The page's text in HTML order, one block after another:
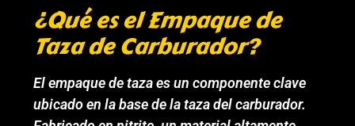
¿Qué es el Empaque de
Taza de Carburador?
El empaque de taza es un componente clave
ubicado en la base de la taza del carburador.